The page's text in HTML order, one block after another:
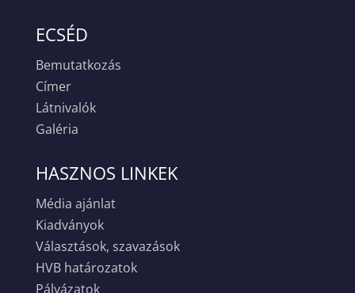
ECSÉD
Bemutatkozás
Címer
Látnivalók
Galéria
HASZNOS LINKEK
Média ajánlat
Kiadványok
Választások, szavazások
HVB határozatok
Pályázatok